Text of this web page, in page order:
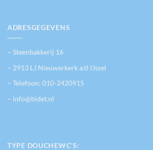
ADRESGEGEVENS
– Steenbakkerij 16
– 2913 LJ Nieuwerkerk a/d IJssel
– Telefoon: 010-2420915
– info@bidet.nl
TYPE DOUCHEWC’S: